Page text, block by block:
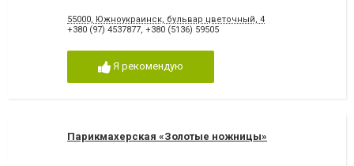
55000, Южноукраинск, бульвар цветочный, 4
+380 (97) 4537877, +380 (5136) 59505
Я рекомендую
Парикмахерская «Золотые ножницы»